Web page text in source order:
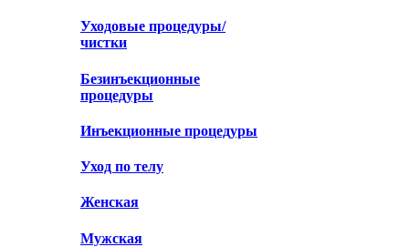
Уходовые процедуры/
чистки
Безинъекционные
процедуры
Инъекционные процедуры
Уход по телу
Женская
Мужская